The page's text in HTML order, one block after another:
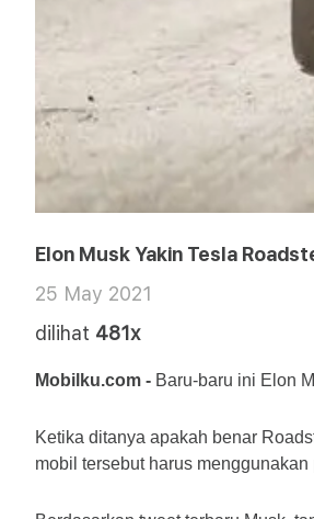
Elon Musk Yakin Tesla
25 May 2021
dilihat 481x
Mobilku.com - Baru-baru ini Elon
Ketika ditanya apakah benar
mobil tersebut harus